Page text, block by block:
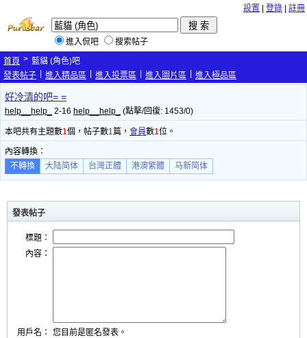
設置 登錄 註冊
進入侃吧
搜索帖子
首頁 > 藍貓 (角色)吧
發表帖子
進入精品區 進入投票區 進入圖片區 進入極品區
好冷清的吧= =
help__help_ 2-16 help__help_ (點擊/回復: 1453/0)
本吧共有主題數1個，帖子數1篇， 會員數1位。
內容轉換：
不轉換
大陆简体 台灣正體 港澳繁體 马新简体
發表帖子
標題：
內容：
用戶名：
您目前是匿名發表。